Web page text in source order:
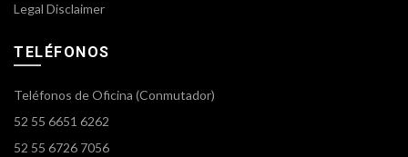
Legal Disclaimer
TELÉFONOS
Teléfonos de Oficina (Conmutador)
52 55 6651 6262
52 55 6726 7056